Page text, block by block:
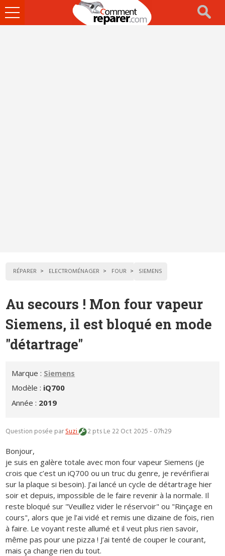
Ouvrir
le
RÉPARER ELECTROMÉNAGER FOUR SIEMENS
Au secours ! Mon four vapeur
Siemens, il est bloqué en mode
"détartrage"
Marque : Siemens
Modèle : iQ700
Année : 2019
Question posée parSuzi 2 ptsLe 22 Oct 2025 - 07h29
Bonjour,
je suis en galère totale avec mon four vapeur Siemens (je
crois que c’est un iQ700 ou un truc du genre, je revérifierai
sur la plaque si besoin). J’ai lancé un cycle de détartrage hier
soir et depuis, impossible de le faire revenir à la normale. Il
reste bloqué sur "Veuillez vider le réservoir" ou "Rinçage en
cours", alors que je l’ai vidé et remis une dizaine de fois, rien
à faire. Le voyant reste allumé et il veut plus rien savoir,
même pas pour une pizza ! J’ai tenté de couper le courant,
mais ça change rien du tout.